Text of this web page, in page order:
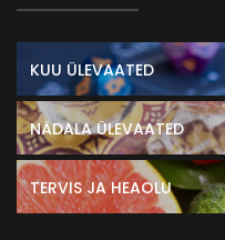
KUU ÜLEVAATED
NÄDALA ÜLEVAATED
TERVIS JA HEAOLU